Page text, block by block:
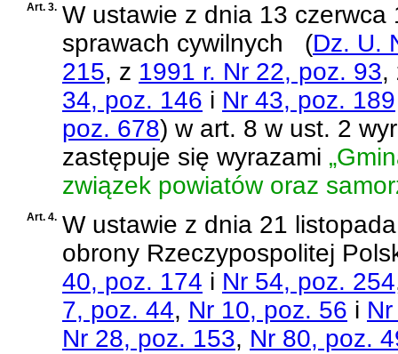
Art. 3. W ustawie z dnia 13
sprawach cywilnych
(Dz. U.
215, z 1991 r. Nr 22, poz. 93,
34, poz. 146 i Nr 43, poz. 189
poz. 678) w art. 8 w ust. 2
zastępuje się wyrazami
związek powiatów oraz
Art. 4. W ustawie z dnia 21
obrony Rzeczypospolitej
40, poz. 174 i Nr 54, poz. 254
7, poz. 44, Nr 10, poz. 56 i
Nr 28, poz. 153, Nr 80, poz.